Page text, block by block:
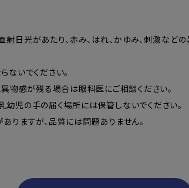
日光があたり、赤み、はれ、かゆみ、刺激など
ないでください。
物感が残る場合は眼科医にご相談ください。
児の手の届く場所には保管しないでください。
りますが、品質には問題ありません。